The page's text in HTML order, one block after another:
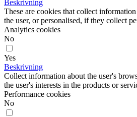
Beskrivning
These are cookies that collect
the user, or personalised, if they collect
Analytics cookies
No
Yes
Beskrivning
Collect information about the user's
the user's interests in the products or
Performance cookies
No